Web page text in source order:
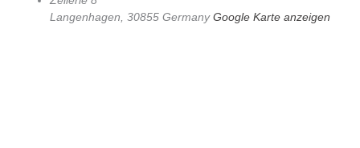
Langenhagen
30855 Germany Google Karte anzeigen